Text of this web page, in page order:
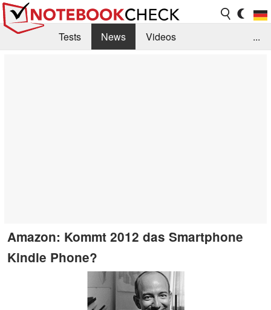
Tests News
Videos
...
Amazon: Kommt 2012 das Smartphone
Kindle Phone?